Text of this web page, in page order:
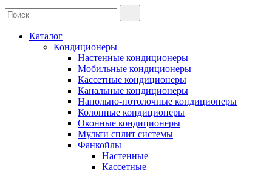
Каталог
Кондиционеры
Настенные кондиционеры
Мобильные кондиционеры
Кассетные кондиционеры
Канальные кондиционеры
Напольно-потолочные кондиционеры
Колонные кондиционеры
Оконные кондиционеры
Мульти сплит системы
Фанкойлы
Настенные
Кассетные